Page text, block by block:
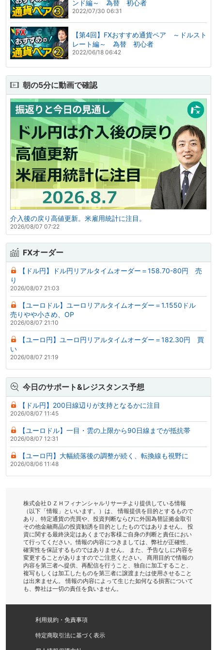
ンド編～ 為替 初心者
2022/07/30 06:31
【第4回】FXおすすめ通貨ペア ～ドルスト
レート編～ 為替 初心者
2022/06/18 06:42
朝の5分に動画で確認
介入後の戻り高値更新。米雇用統計に注目。
2026/08/07 07:22
FXオーダー
【ドル円】ドル円リアルタイムオーダー＝158.70-80円 売
り
2026/08/07 21:03
【ユーロドル】ユーロリアルタイムオーダー＝1.1550ドル
売りやや小さめ、OP
2026/08/07 21:10
【ユーロ円】ユーロ円リアルタイムオーダー＝182.30円 買
い
2026/08/07 21:19
今日のサポート&レジスタンス予想
【ドル円】200日線辺りが支持となるかに注目
2026/08/07 11:45
【ユーロドル】一目・雲の上限から90日線までが抵抗帯
2026/08/07 12:31
【ユーロ円】大幅続落後の調整が続く、転換線も視野に
2026/08/06 11:48
株式会社ＤＺＨフィナンシャルリサーチより提供している情報
（以下「情報」といいます。）は、 情報提供を目的とするもので
あり、特定通貨の売買や、投資判断ならびに外国為替証拠金取引
その他金融商品の投資勧誘を目的としたものではありません。 投
資に関する最終決定はあくまでお客様ご自身の判断と責任におい
て行ってください。情報の内容につきましては、弊社が正確性、
確実性を保証するものではありません。 また、予告なしに内容を
変更することがありますのでご注意ください。 商用目的で情報の
内容を第三者へ提供、再配信を行うこと、独自に加工すること、
複写もしくは加工したものを第三者に譲渡または使用させること
は出来ません。 情報の内容によって生じた如何なる損害について
も、弊社は一切の責任を負いません。
利用規約・免責事項
特定商取引法に基づく表示